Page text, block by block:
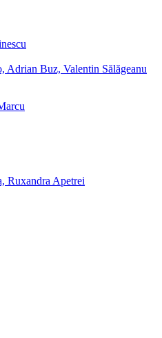
Adrian Buz, Valentin Sălăgeanu
Ruxandra Apetrei